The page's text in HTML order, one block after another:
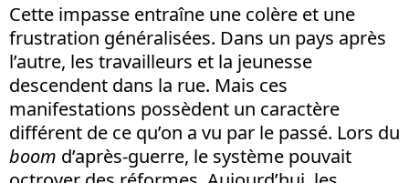
Cette impasse entraîne une colère et une
frustration généralisées. Dans un pays après
l’autre, les travailleurs et la jeunesse
descendent dans la rue. Mais ces
manifestations possèdent un caractère
différent de ce qu’on a vu par le passé. Lors du
boom d’après-guerre, le système pouvait